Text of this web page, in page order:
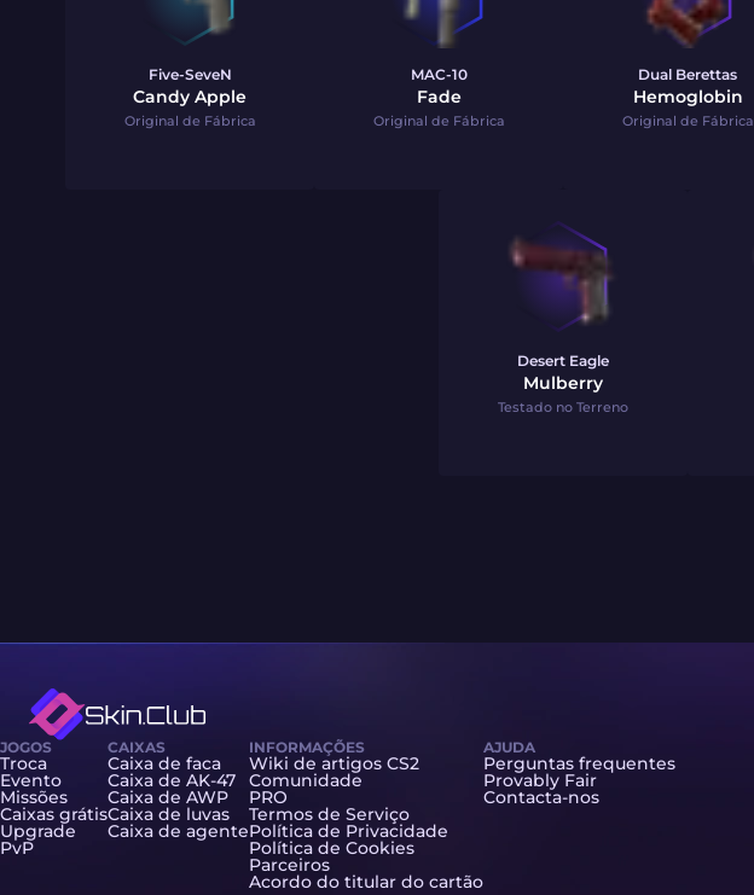
Five-SeveN
Candy Apple
Original de Fábrica
MAC-10
Fade
Original de Fábrica
Dual Berettas
Hemoglobin
Original de Fábrica
Desert Eagle
Mulberry
Testado no Terreno
JOGOS
Troca
Evento
Missões
Caixas grátis
Upgrade
PvP
CAIXAS
Caixa de faca
Caixa de AK-47
Caixa de AWP
Caixa de luvas
Caixa de agente
INFORMAÇÕES
Wiki de artigos CS2
Comunidade
PRO
Termos de Serviço
Política de Privacidade
Política de Cookies
Parceiros
Acordo do titular do cartão
AJUDA
Perguntas frequentes
Provably Fair
Contacta-nos